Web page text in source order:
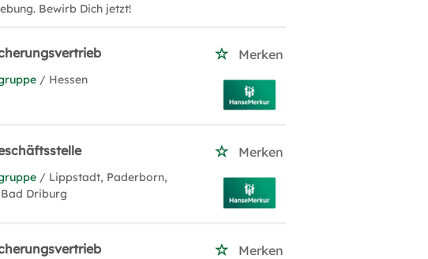
Bewirb Dich jetzt!
Merken
/ Hessen
Merken
/ Lippstadt, Paderborn,
Driburg
Merken